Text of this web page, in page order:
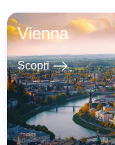
Vienna
Scopri east